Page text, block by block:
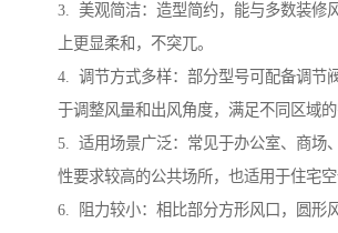
3. 美观简洁：造型简约，能与多数装修
上更显柔和，不突兀。
4. 调节方式多样：部分型号可配备调节
于调整风量和出风角度，满足不同区域的
5. 适用场景广泛：常见于办公室、商场
性要求较高的公共场所，也适用于住宅空
6. 阻力较小：相比部分方形风口，圆形